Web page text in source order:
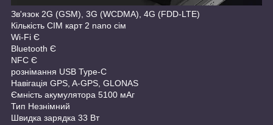
Зв'язок 2G (GSM), 3G (WCDMA), 4G (FDD-LTE)
Кількість СІМ карт 2 nano сім
Wi-Fi Є
Bluetooth Є
NFC Є
рознімання USB Type-C
Навігація GPS, A-GPS, GLONAS
Ємність акумулятора 5100 мАг
Тип Незнімний
Швидка зарядка 33 Вт